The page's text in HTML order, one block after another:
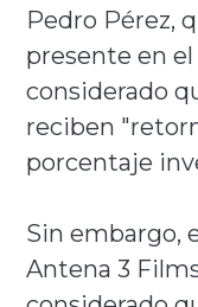
Pedro Pérez,
presente en
considerado
reciben
porcentaje
Sin embargo,
Antena 3